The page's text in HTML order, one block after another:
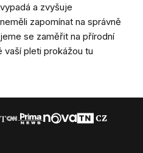
a zvyšuje
neměli zapomínat na správně
se zaměřit na přírodní
pleti prokážou tu